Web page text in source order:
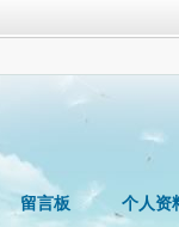
留言板 个人资